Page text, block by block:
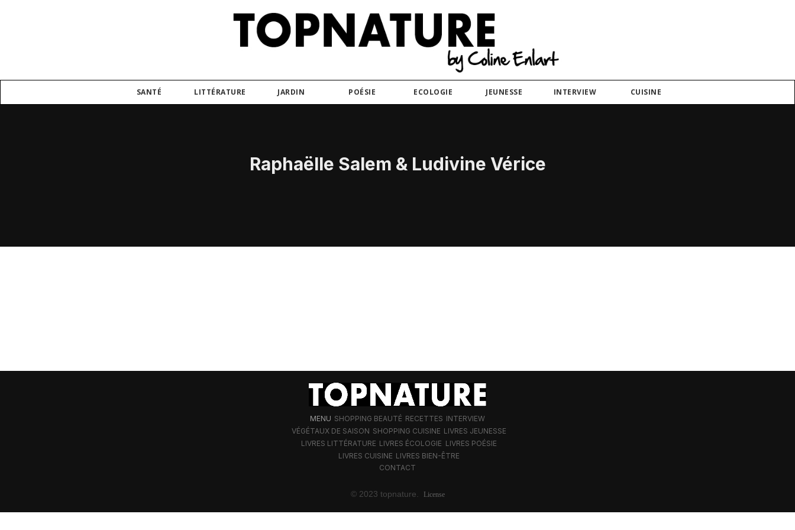
SANTÉ LITTÉRATURE JARDIN POÉSIE ECOLOGIE JEUNESSE INTERVIEW CUISINE
Raphaëlle Salem & Ludivine Vérice
MENU SHOPPING BEAUTÉ RECETTES INTERVIEW
VÉGÉTAUX DE SAISON SHOPPING CUISINE LIVRES JEUNESSE
LIVRES LITTÉRATURE LIVRES ÉCOLOGIE LIVRES POÉSIE
LIVRES CUISINE LIVRES BIEN-ÊTRE
CONTACT
© 2023 topnature. License